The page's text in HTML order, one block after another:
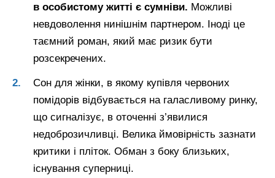
в особистому житті є сумніви. Можливі
невдоволення нинішнім партнером. Іноді це
таємний роман, який має ризик бути
розсекречених.
Сон для жінки, в якому купівля червоних
помідорів відбувається на галасливому ринку,
що сигналізує, в оточенні з’явилися
недоброзичливці. Велика ймовірність зазнати
критики і пліток. Обман з боку близьких,
існування суперниці.